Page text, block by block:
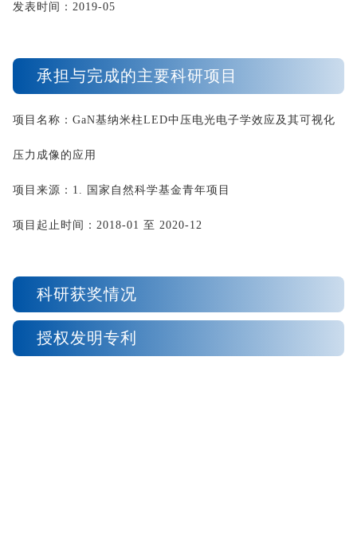
发表时间： 2019-05
承担与完成的主要科研项目
项目名称： GaN基纳米柱LED中压电光电子学效应及其可视化
压力成像的应用
项目来源： 1. 国家自然科学基金青年项目
项目起止时间： 2018-01 至 2020-12
科研获奖情况
授权发明专利